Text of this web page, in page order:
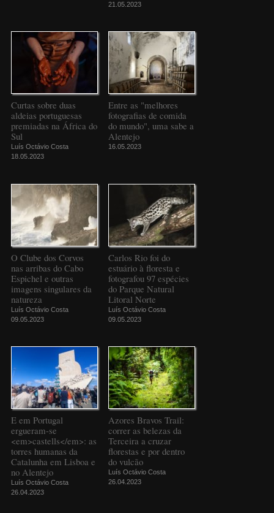
21.05.2023
Curtas sobre duas
aldeias portuguesas
premiadas na África do
Sul
Luís Octávio Costa
18.05.2023
Entre as "melhores
fotografias de comida
do mundo", uma sabe a
Alentejo
16.05.2023
O Clube dos Corvos
nas arribas do Cabo
Espichel e outras
imagens singulares da
natureza
Luís Octávio Costa
09.05.2023
Carlos Rio foi do
estuário à floresta e
fotografou 97 espécies
do Parque Natural
Litoral Norte
Luís Octávio Costa
09.05.2023
E em Portugal
ergueram-se
<em>castells</em>: as
torres humanas da
Catalunha em Lisboa e
no Alentejo
Luís Octávio Costa
26.04.2023
Azores Bravos Trail:
correr as belezas da
Terceira a cruzar
florestas e por dentro
do vulcão
Luís Octávio Costa
26.04.2023